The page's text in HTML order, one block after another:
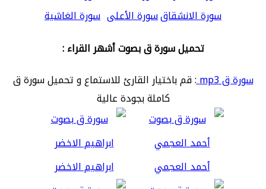
سورة الانشقاقسورة الأعلى سورة الغاشية
تحميل سورة ق بصوت أشهر القراء :
سورة ق mp3
: قم باختيار القارئ للاستماع و تحميل سورة ق
كاملة بجودة عالية
أحمد العجمي ابراهيم الاخضر